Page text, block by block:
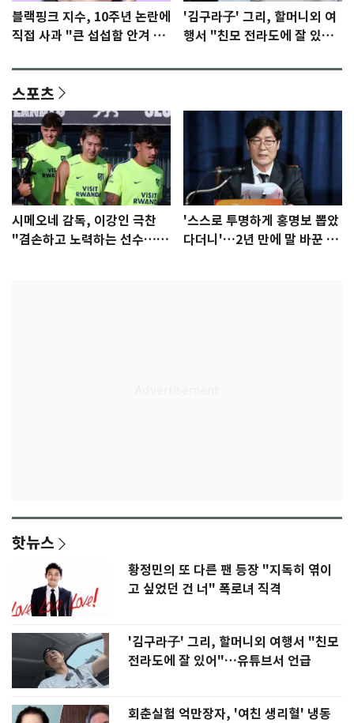
블랙핑크 지수, 10주년 논란에
직접 사과 "큰 섭섭함 안겨 미
'김구라子' 그리, 할머니외 여
행서 "친모 전라도에 잘 있
스포츠
시메오네 감독, 이강인 극찬
"겸손하고 노력하는 선수…좋
'스스로 투명하게 홍명보 뽑았
다더니'…2년 만에 말 바꾼 이
핫뉴스
황정민의 또 다른 팬 등장 "지독히 엮이
고 싶었던 건 너" 폭로녀 직격
'김구라子' 그리, 할머니외 여행서 "친모
전라도에 잘 있어"…유튜브서 언급
회춘실험 억만장자, '여친 생리혈' 냉동